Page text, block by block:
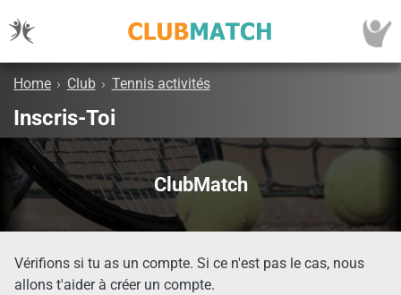
Home › Club › Tennis activités
Inscris-Toi
ClubMatch
Vérifions si tu as un compte. Si ce n'est pas le cas, nous
allons t'aider à créer un compte.